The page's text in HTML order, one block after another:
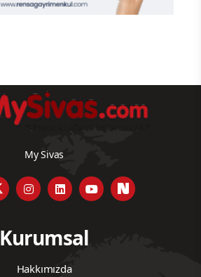
My Sivas
Kurumsal
Hakkımızda